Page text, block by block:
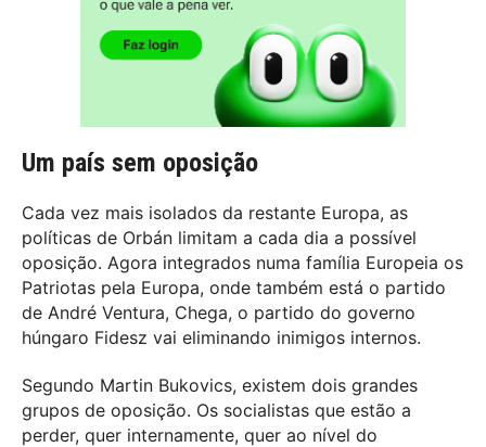
Um país sem oposição
Cada vez mais isolados da restante Europa, as
políticas de Orbán limitam a cada dia a possível
oposição. Agora integrados numa família Europeia os
Patriotas pela Europa, onde também está o partido
de André Ventura, Chega, o partido do governo
húngaro Fidesz vai eliminando inimigos internos.
Segundo Martin Bukovics, existem dois grandes
grupos de oposição. Os socialistas que estão a
perder, quer internamente, quer ao nível do